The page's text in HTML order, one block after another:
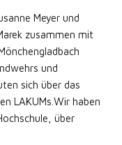
Meyer und
zusammen mit
und
sich über das
LAKUMs.Wir haben
über